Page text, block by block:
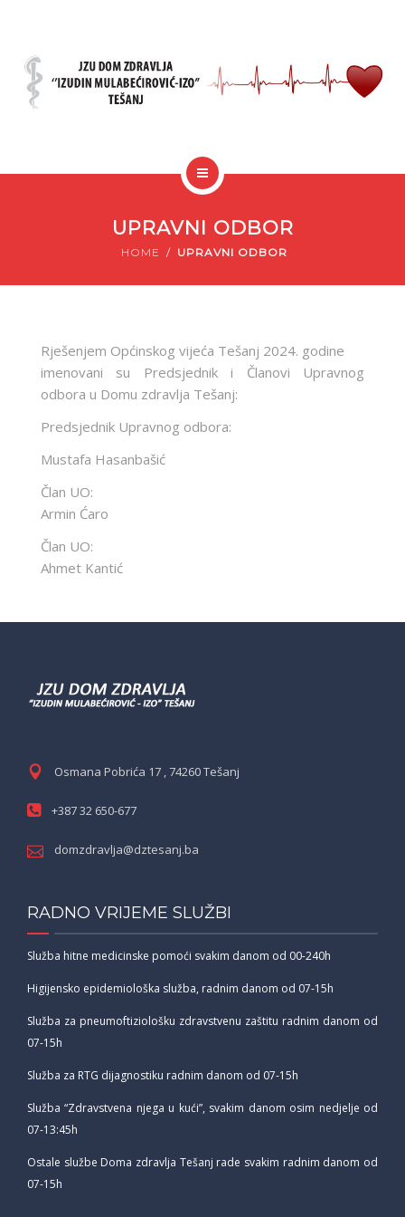
UPRAVNI ODBOR
HOME UPRAVNI ODBOR
Rješenjem Općinskog vijeća Tešanj 2024. godine
imenovani su Predsjednik i Članovi Upravnog
odbora u Domu zdravlja Tešanj:
Predsjednik Upravnog odbora:
Mustafa Hasanbašić
Član UO:
Armin Ćaro
Član UO:
Ahmet Kantić
Osmana Pobrića 17 , 74260 Tešanj
+387 32 650-677
domzdravlja@dztesanj.ba
RADNO VRIJEME SLUŽBI
Služba hitne medicinske pomoći svakim danom od 00-240h
Higijensko epidemiološka služba, radnim danom od 07-15h
Služba za pneumoftiziološku zdravstvenu zaštitu radnim danom od
07-15h
Služba za RTG dijagnostiku radnim danom od 07-15h
Služba “Zdravstvena njega u kući”, svakim danom osim nedjelje od
07-13:45h
Ostale službe Doma zdravlja Tešanj rade svakim radnim danom od
07-15h